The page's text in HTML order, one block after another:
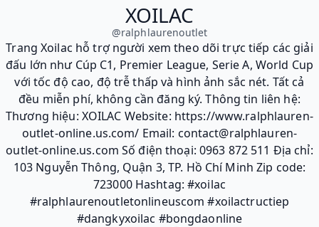
XOILAC
@ralphlaurenoutlet
Trang Xoilac hỗ trợ người xem theo dõi trực tiếp các giải
đấu lớn như Cúp C1, Premier League, Serie A, World Cup
với tốc độ cao, độ trễ thấp và hình ảnh sắc nét. Tất cả
đều miễn phí, không cần đăng ký. Thông tin liên hệ:
Thương hiệu: XOILAC Website: https://www.ralphlauren-
outlet-online.us.com/ Email: contact@ralphlauren-
outlet-online.us.com Số điện thoại: 0963 872 511 Địa chỉ:
103 Nguyễn Thông, Quận 3, TP. Hồ Chí Minh Zip code:
723000 Hashtag: #xoilac
#ralphlaurenoutletonlineuscom #xoilactructiep
#dangkyxoilac #bongdaonline